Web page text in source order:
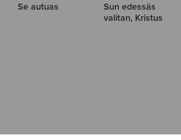
Se autuas
Sun edessäs
valitan, Kristus